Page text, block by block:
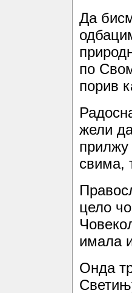
Да
по
порив
жели
прилжу
свима,
цело
имала
Онда